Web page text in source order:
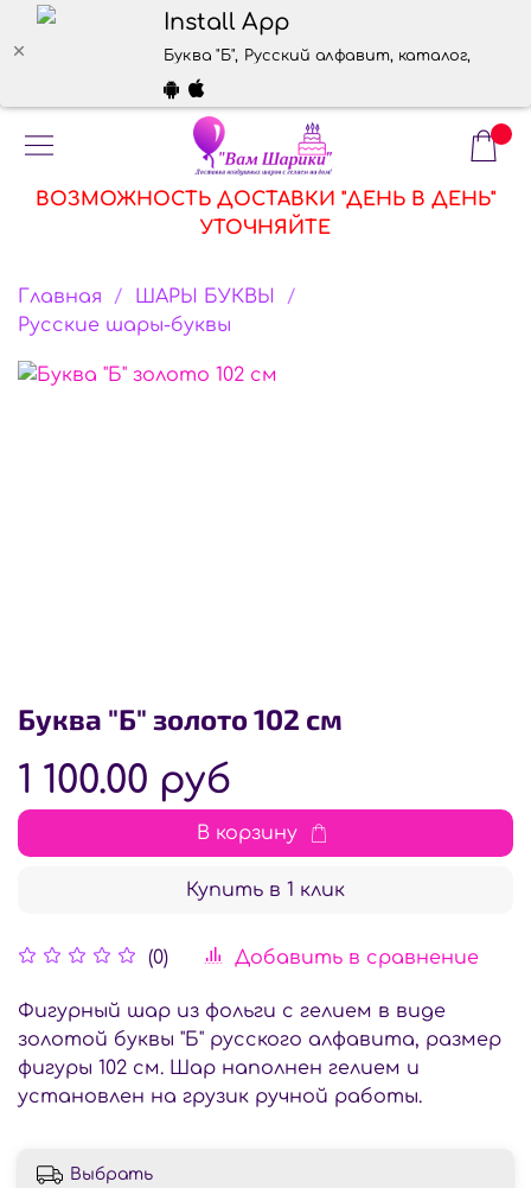
Install App
Буква "Б", Русский алфавит, каталог,
ВОЗМОЖНОСТЬ ДОСТАВКИ "ДЕНЬ В ДЕНЬ"
УТОЧНЯЙТЕ
Главная
ШАРЫ БУКВЫ
Русские шары-буквы
Буква "Б" золото 102 см
(0) Добавить в сравнение
1 100.00 руб
В корзину
Купить в 1 клик
Фигурный шар из фольги с гелием в виде
золотой буквы "Б" русского алфавита, размер
фигуры 102 см. Шар наполнен гелием и
установлен на грузик ручной работы.
Выбрать